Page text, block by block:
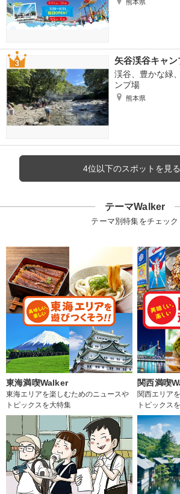
熊本県
矢谷渓谷キャン
渓谷、豊かな緑
ンプ場
熊本県
4位以下のスポットを見る
テーマWalker
テーマ別特集をチェック
東海満喫Walker
東海エリアを楽しむためのニュースや
トピックスを大特集
関西満喫
関西エリア
トピックス